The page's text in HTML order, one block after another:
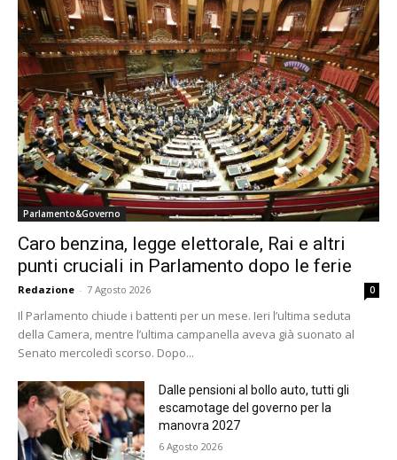
Parlamento&Governo
Caro benzina, legge elettorale, Rai e altri
punti cruciali in Parlamento dopo le ferie
Redazione - 7 Agosto 2026 0
Il Parlamento chiude i battenti per un mese. Ieri l’ultima seduta
della Camera, mentre l’ultima campanella aveva già suonato al
Senato mercoledì scorso. Dopo...
Dalle pensioni al bollo auto, tutti gli
escamotage del governo per la
manovra 2027
6 Agosto 2026